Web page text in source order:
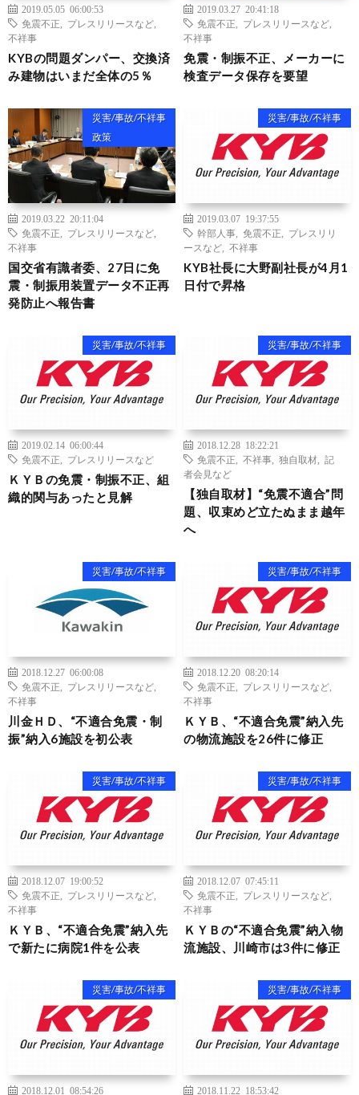
2019.05.05 06:00:53
免震不正
プレスリリースなど
不祥事
KYBの問題ダンパー、交換済
み建物はいまだ全体の5％
2019.03.27 20:41:18
免震不正
プレスリリースなど
不祥事
免震・制振不正、メーカーに
検査データ保存を要望
災害/事故/不祥事
政策
2019.03.22 20:11:04
免震不正
プレスリリースなど
不祥事
国交省有識者委、27日に免
震・制振用装置データ不正再
発防止へ報告書
災害/事故/不祥事
2019.03.07 19:37:55
幹部人事
免震不正
プレスリリ
ースなど
不祥事
KYB社長に大野副社長が4月1
日付で昇格
災害/事故/不祥事
2019.02.14 06:00:44
免震不正
プレスリリースなど
ＫＹＢの免震・制振不正、組
織的関与あったと見解
災害/事故/不祥事
2018.12.28 18:22:21
免震不正
不祥事 独自取材
記
者会見など
【独自取材】“免震不適合”問
題、収束めど立たぬまま越年
へ
災害/事故/不祥事
2018.12.27 06:00:08
免震不正
プレスリリースなど
不祥事
川金ＨＤ、“不適合免震・制
振”納入6施設を初公表
災害/事故/不祥事
2018.12.20 08:20:14
免震不正
プレスリリースなど
不祥事
ＫＹＢ、“不適合免震”納入先
の物流施設を26件に修正
災害/事故/不祥事
2018.12.07 19:00:52
免震不正
プレスリリースなど
不祥事
ＫＹＢ、“不適合免震”納入先
で新たに病院1件を公表
災害/事故/不祥事
2018.12.07 07:45:11
免震不正
プレスリリースなど
不祥事
ＫＹＢの“不適合免震”納入物
流施設、川崎市は3件に修正
災害/事故/不祥事
2018.12.01 08:54:26
災害/事故/不祥事
2018.11.22 18:53:42